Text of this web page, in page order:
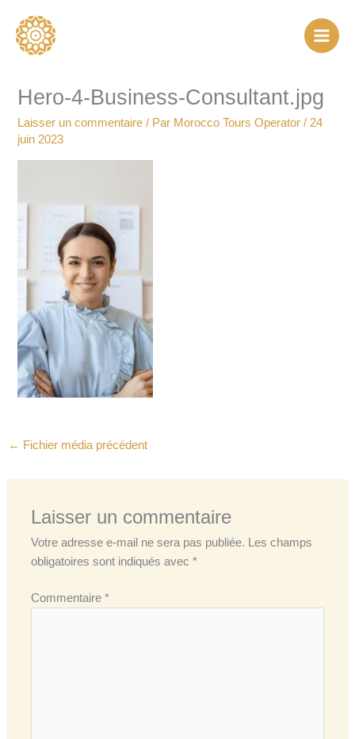
contenu
Hero-4-Business-Consultant.jpg
Laisser un commentaire / Par Morocco Tours Operator/ 24
juin 2023
← Fichier média précédent
Laisser un commentaire
Votre adresse e-mail ne sera pas publiée. Les champs
obligatoires sont indiqués avec*
Commentaire*